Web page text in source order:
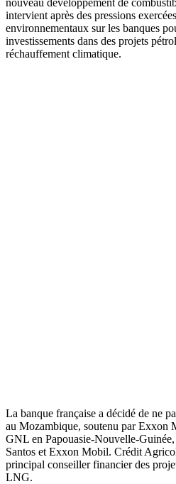
intervient après des pressions
environnementaux sur les banques
investissements dans des projets
réchauffement climatique.
La banque française a décidé de ne
au Mozambique, soutenu par Exxon
GNL en Papouasie-Nouvelle-
Santos et Exxon Mobil. Crédit
principal conseiller financier des
LNG.